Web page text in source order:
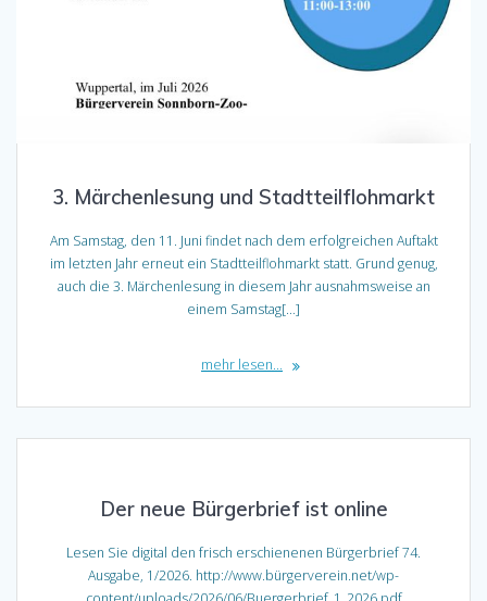
3. Märchenlesung und Stadtteilflohmarkt
Am Samstag, den 11. Juni findet nach dem erfolgreichen Auftakt
im letzten Jahr erneut ein Stadtteilflohmarkt statt. Grund genug,
auch die 3. Märchenlesung in diesem Jahr ausnahmsweise an
einem Samstag[…]
mehr lesen...
Der neue Bürgerbrief ist online
Lesen Sie digital den frisch erschienenen Bürgerbrief 74.
Ausgabe, 1/2026. http://www.bürgerverein.net/wp-